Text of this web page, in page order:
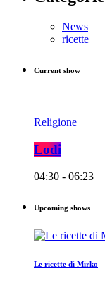
News
ricette
Current show
Religione
Lodi
04:30 - 06:23
Upcoming shows
Le ricette di Mirko